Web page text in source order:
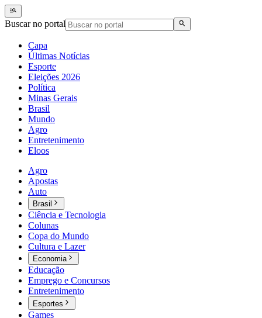
Buscar no portal
Capa
Últimas Notícias
Esporte
Eleições 2026
Política
Minas Gerais
Brasil
Mundo
Agro
Entretenimento
Eloos
Agro
Apostas
Auto
Brasil
Ciência e Tecnologia
Colunas
Copa do Mundo
Cultura e Lazer
Economia
Educação
Emprego e Concursos
Entretenimento
Esportes
Games